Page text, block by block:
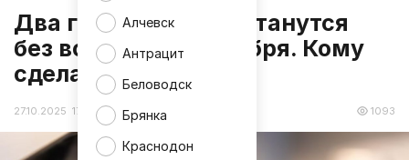
Алчевск
Антрацит
Беловодск
Брянка
Краснодон
Два города в ЛНР останутся
без воды до 29 октября. Кому
сделать запас?
27.10.2025 17:43 1093